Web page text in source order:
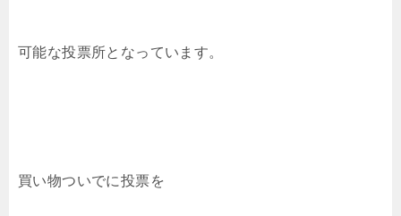
可能な投票所となっています。
買い物ついでに投票を